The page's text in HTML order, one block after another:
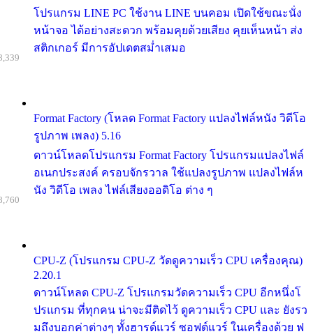
โปรแกรม LINE PC ใช้งาน LINE บนคอม เปิดใช้ขณะนั่ง
หน้าจอ ได้อย่างสะดวก พร้อมคุยด้วยเสียง คุยเห็นหน้า ส่ง
สติกเกอร์ มีการอัปเดตสม่ำเสมอ
Format Factory (โหลด Format Factory แปลงไฟล์หนัง วิดีโอ
รูปภาพ เพลง) 5.16
ดาวน์โหลดโปรแกรม Format Factory โปรแกรมแปลงไฟล์
อเนกประสงค์ ครอบจักรวาล ใช้แปลงรูปภาพ แปลงไฟล์ห
นัง วิดีโอ เพลง ไฟล์เสียงออดิโอ ต่าง ๆ
CPU-Z (โปรแกรม CPU-Z วัดดูความเร็ว CPU เครื่องคุณ)
2.20.1
ดาวน์โหลด CPU-Z โปรแกรมวัดความเร็ว CPU อีกหนึ่งโ
ปรแกรม ที่ทุกคน น่าจะมีติดไว้ ดูความเร็ว CPU และ ยังรว
มถึงบอกค่าต่างๆ ทั้งฮารด์แวร์ ซอฟต์แวร์ ในเครื่องด้วย ฟ